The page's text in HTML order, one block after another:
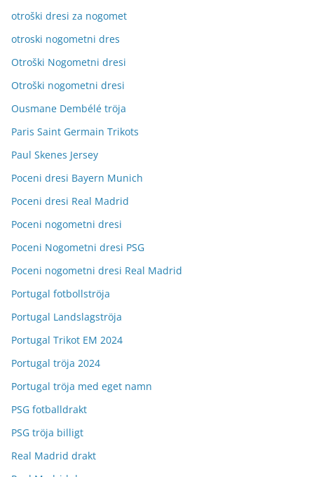
otroški dresi za nogomet
otroski nogometni dres
Otroški Nogometni dresi
Otroški nogometni dresi
Ousmane Dembélé tröja
Paris Saint Germain Trikots
Paul Skenes Jersey
Poceni dresi Bayern Munich
Poceni dresi Real Madrid
Poceni nogometni dresi
Poceni Nogometni dresi PSG
Poceni nogometni dresi Real Madrid
Portugal fotbollströja
Portugal Landslagströja
Portugal Trikot EM 2024
Portugal tröja 2024
Portugal tröja med eget namn
PSG fotballdrakt
PSG tröja billigt
Real Madrid drakt